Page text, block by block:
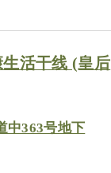
活干线 (皇后
中363号地下